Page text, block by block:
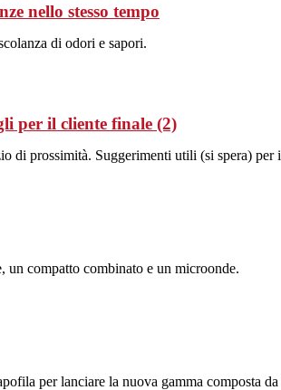
nello stesso tempo
di odori e sapori.
per il cliente finale (2)
di prossimità. Suggerimenti utili (si spera)
un compatto combinato e un microonde.
per lanciare la nuova gamma composta